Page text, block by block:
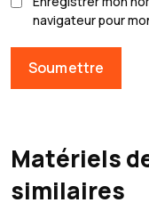
navigateur pour
Matériels
similaires